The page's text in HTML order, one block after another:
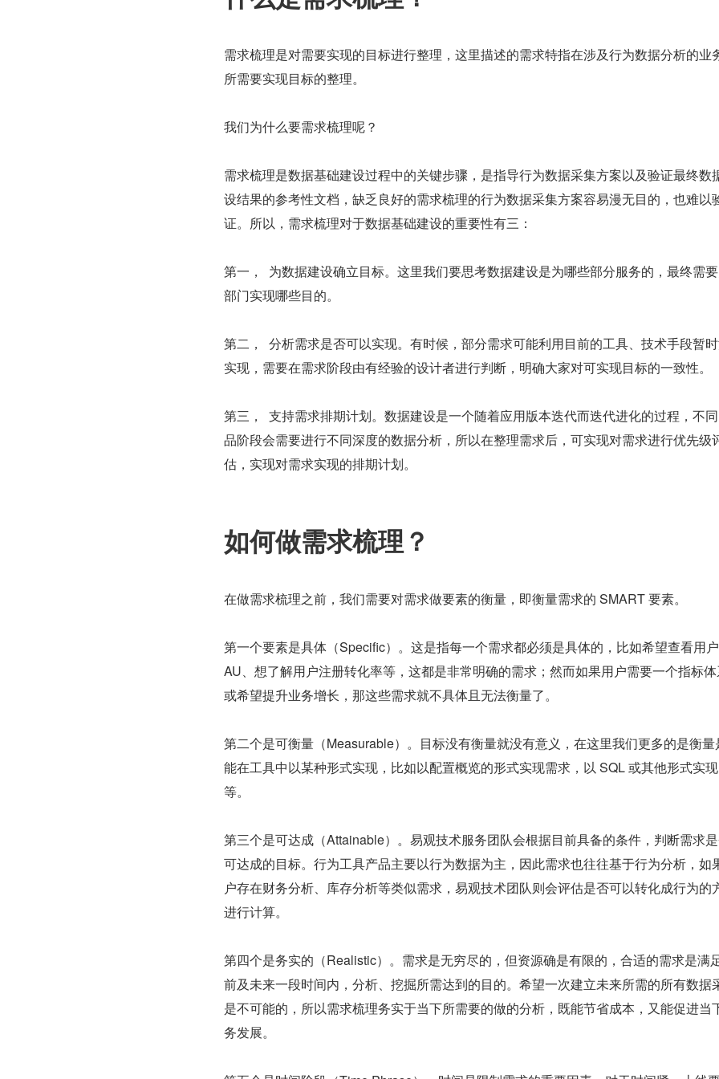
需求梳理是对需要实现的目标进行整理，这里描述的需求特指在涉及行为数据分析的业
所需要实现目标的整理。
我们为什么要需求梳理呢？
需求梳理是数据基础建设过程中的关键步骤，是指导行为数据采集方案以及验证最终数
设结果的参考性文档，缺乏良好的需求梳理的行为数据采集方案容易漫无目的，也难以
证。所以，需求梳理对于数据基础建设的重要性有三：
第一，  为数据建设确立目标。这里我们要思考数据建设是为哪些部分服务的，最终需
部门实现哪些目的。
第二，  分析需求是否可以实现。有时候，部分需求可能利用目前的工具、技术手段暂
实现，需要在需求阶段由有经验的设计者进行判断，明确大家对可实现目标的一致性。
第三，  支持需求排期计划。数据建设是一个随着应用版本迭代而迭代进化的过程，不
品阶段会需要进行不同深度的数据分析，所以在整理需求后，可实现对需求进行优先级
估，实现对需求实现的排期计划。
如何做需求梳理？
在做需求梳理之前，我们需要对需求做要素的衡量，即衡量需求的 SMART 要素。
第一个要素是具体（Specific）。这是指每一个需求都必须是具体的，比如希望查看用
AU、想了解用户注册转化率等，这都是非常明确的需求；然而如果用户需要一个指标体
或希望提升业务增长，那这些需求就不具体且无法衡量了。
第二个是可衡量（Measurable）。目标没有衡量就没有意义，在这里我们更多的是衡量
能在工具中以某种形式实现，比如以配置概览的形式实现需求，以 SQL 或其他形式实
等。
第三个是可达成（Attainable）。易观技术服务团队会根据目前具备的条件，判断需求
可达成的目标。行为工具产品主要以行为数据为主，因此需求也往往基于行为分析，如
户存在财务分析、库存分析等类似需求，易观技术团队则会评估是否可以转化成行为的
进行计算。
第四个是务实的（Realistic）。需求是无穷尽的，但资源确是有限的，合适的需求是满
前及未来一段时间内，分析、挖掘所需达到的目的。希望一次建立未来所需的所有数据
是不可能的，所以需求梳理务实于当下所需要的做的分析，既能节省成本，又能促进当
务发展。